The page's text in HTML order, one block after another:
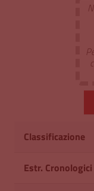
Classificazione
Estr. Cronologici